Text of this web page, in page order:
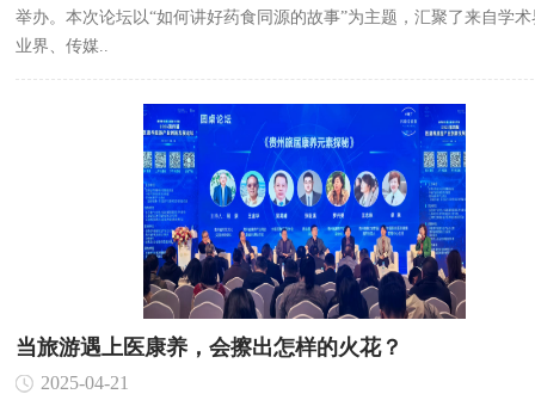
举办。本次论坛以“如何讲好药食同源的故事”为主题，汇聚了来自学
业界、传媒..
当旅游遇上医康养，会擦出怎样的火花？
2025-04-21